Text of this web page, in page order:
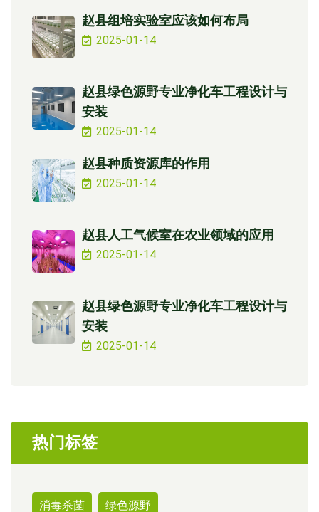
赵县组培实验室应该如何布局
2025-01-14
赵县绿色源野专业净化车工程设计与
安装
2025-01-14
赵县种质资源库的作用
2025-01-14
赵县人工气候室在农业领域的应用
2025-01-14
赵县绿色源野专业净化车工程设计与
安装
2025-01-14
热门标签
消毒杀菌 绿色源野